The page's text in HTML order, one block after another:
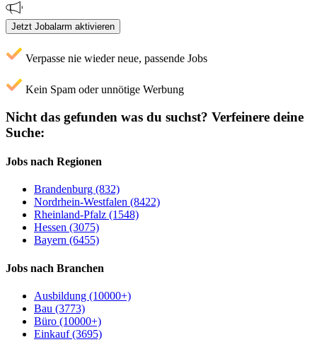
Jetzt Jobalarm aktivieren
Verpasse nie wieder neue, passende Jobs
Kein Spam oder unnötige Werbung
Nicht das gefunden was du suchst? Verfeinere deine
Suche:
Jobs nach Regionen
Brandenburg (832)
Nordrhein-Westfalen (8422)
Rheinland-Pfalz (1548)
Hessen (3075)
Bayern (6455)
Jobs nach Branchen
Ausbildung (10000+)
Bau (3773)
Büro (10000+)
Einkauf (3695)